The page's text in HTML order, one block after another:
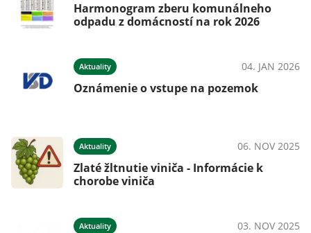
Harmonogram zberu komunálneho
odpadu z domácností na rok 2026
Aktuality 04. JAN 2026
Oznámenie o vstupe na pozemok
Aktuality 06. NOV 2025
Zlaté žltnutie viniča - Informácie k
chorobe viniča
Aktuality 03. NOV 2025